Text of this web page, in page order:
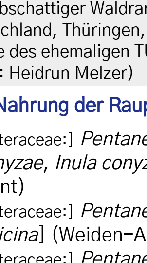
des ehemaligen
Heidrun Melzer)
der
, Inula
] (Weiden-